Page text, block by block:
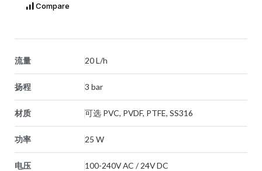
Compare
流量 20 L/h
扬程 3 bar
材质 可选 PVC, PVDF, PTFE, SS316
功率 25 W
电压 100-240V AC / 24V DC